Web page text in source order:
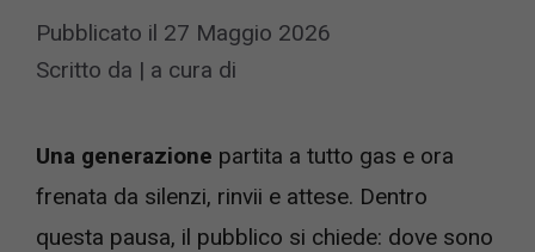
Pubblicato il 27 Maggio 2026
Scritto da | a cura di
Una generazione partita a tutto gas e ora
frenata da silenzi, rinvii e attese. Dentro
questa pausa, il pubblico si chiede: dove sono